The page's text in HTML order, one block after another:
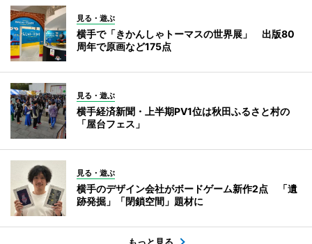
見る・遊ぶ
横手で「きかんしゃトーマスの世界展」 出版80
周年で原画など175点
見る・遊ぶ
横手経済新聞・上半期PV1位は秋田ふるさと村の
「屋台フェス」
見る・遊ぶ
横手のデザイン会社がボードゲーム新作2点 「遺
跡発掘」「閉鎖空間」題材に